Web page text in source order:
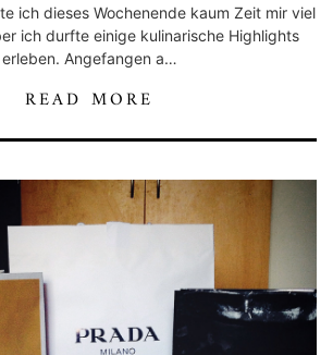
ich dieses Wochenende kaum Zeit mir viel
ich durfte einige kulinarische Highlights
erleben. Angefangen a…
READ MORE